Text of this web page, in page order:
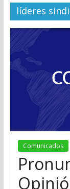
líderes
Comunicados